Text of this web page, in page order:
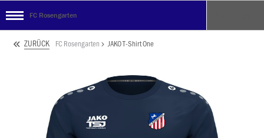
FC Rosengarten
ZURÜCK FC Rosengarten JAKO T-Shirt One